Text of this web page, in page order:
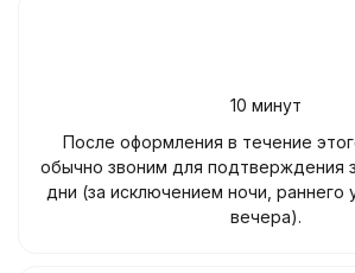
10 минут
После оформления в течение
обычно звоним для подтверждения
дни (за исключением ночи, раннего
вечера).